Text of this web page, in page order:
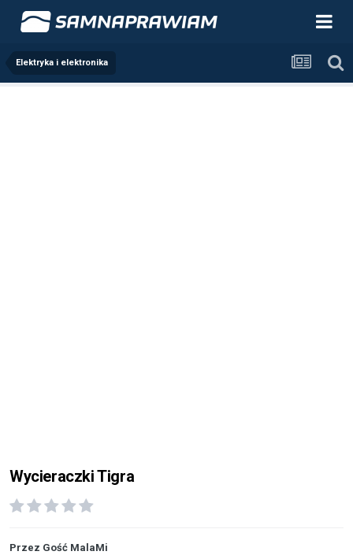
Elektryka i elektronika
Wycieraczki Tigra
Przez Gość MalaMi